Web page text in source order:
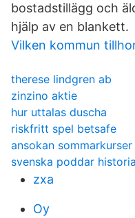
bostadstillägg och
hjälp av en blankett.
Vilken kommun
therese lindgren ab
zinzino aktie
hur uttalas duscha
riskfritt spel betsafe
ansokan sommarkurser
svenska poddar historia
zxa
Oy